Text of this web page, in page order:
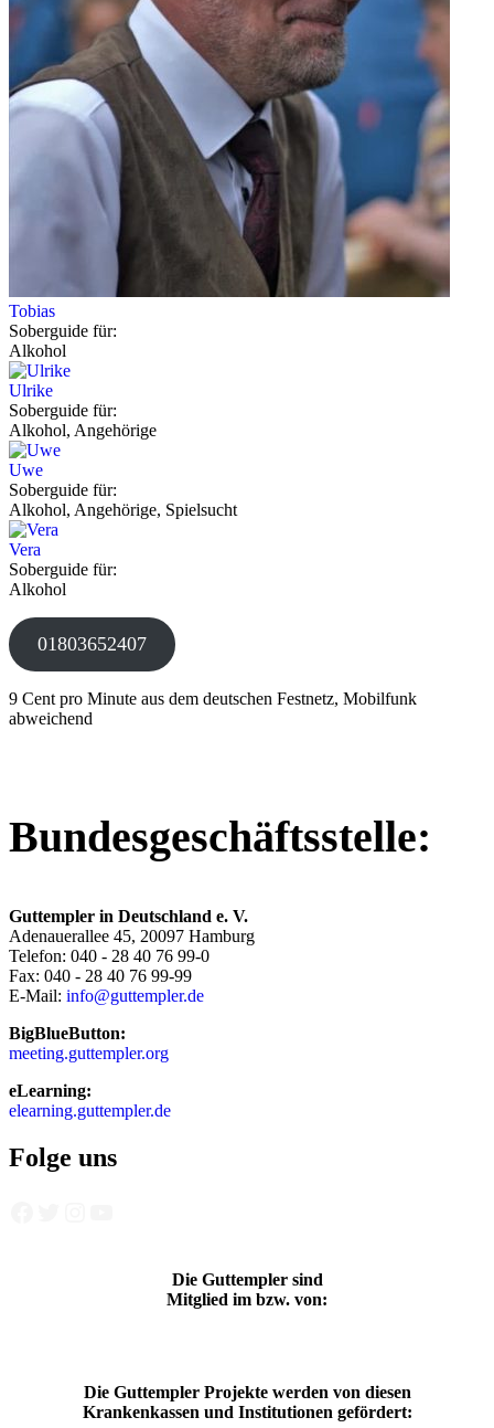
Tobias
Soberguide für:
Alkohol
Ulrike
Soberguide für:
Alkohol, Angehörige
Uwe
Soberguide für:
Alkohol, Angehörige, Spielsucht
Vera
Soberguide für:
Alkohol
01803652407
9 Cent pro Minute aus dem deutschen Festnetz, Mobilfunk
abweichend
Bundesgeschäftsstelle:
Guttempler in Deutschland e. V.
Adenauerallee 45, 20097 Hamburg
Telefon: 040 - 28 40 76 99-0
Fax: 040 - 28 40 76 99-99
E-Mail: info@guttempler.de
BigBlueButton:
meeting.guttempler.org
eLearning:
elearning.guttempler.de
Folge uns
Die Guttempler sind
Mitglied im bzw. von:
Die Guttempler Projekte werden von diesen
Krankenkassen und Institutionen gefördert: